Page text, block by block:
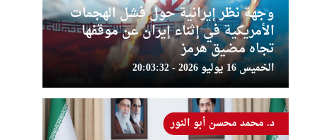
وجهة نظر إيرانية حول فشل الهجمات
الأمريكية في إثناء إيران عن موقفها
تجاه مضيق هرمز
الخميس 16 يوليو 2026 - 20:03:32
د. محمد محسن أبو النور